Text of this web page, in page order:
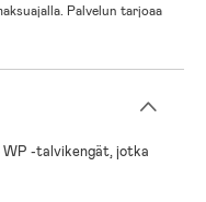
Palvelun tarjoaa
-talvikengät, jotka